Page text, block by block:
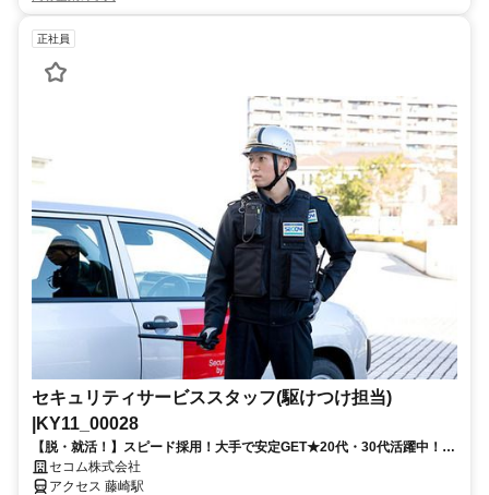
正社員
セキュリティサービススタッフ(駆けつけ担当)
|KY11_00028
【脱・就活！】スピード採用！大手で安定GET★20代・30代活躍中！経
験ゼロでも月30万＆賞与最大202万円
セコム株式会社
アクセス 藤崎駅